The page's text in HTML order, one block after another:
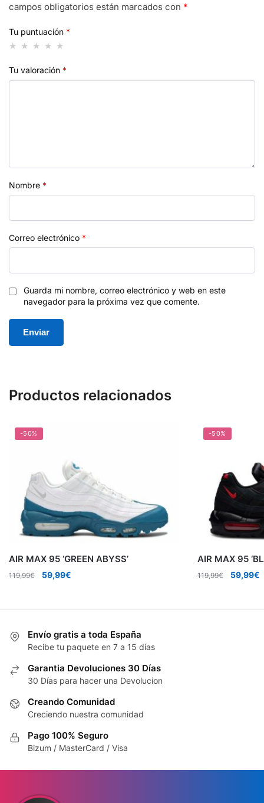
campos obligatorios están marcados con *
Tu puntuación *
Tu valoración *
Nombre *
Correo electrónico *
Guarda mi nombre, correo electrónico y web en este
navegador para la próxima vez que comente.
Productos relacionados
-50%
AIR MAX 95 ‘GREEN ABYSS’
119,99€
El
59,99€
-50%
AIR MAX 95
119,99€
El
59,99€
Envío gratis a toda España
Recibe tu paquete en 7 a 15 días
Garantia Devoluciones 30 Días
30 Días para hacer una Devolucion
Creando Comunidad
Creciendo nuestra comunidad
Pago 100% Seguro
Bizum / MasterCard / Visa